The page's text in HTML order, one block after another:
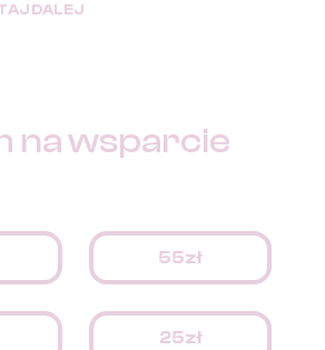
Mimo, że problem ten doskwiera
DALEJ
nawsparcie
55zł
25zł